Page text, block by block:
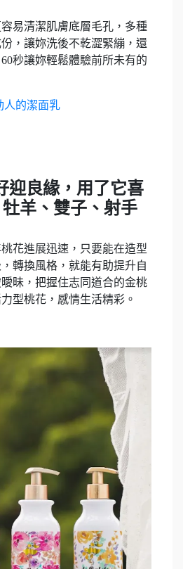
易清潔肌膚底層毛孔，多種
，讓妳洗後不乾澀緊繃，還
秒讓妳輕鬆體驗前所未有的
人的潔面乳
迎良緣，用了它喜
羊、雙子、射手
花進展迅速，只要能在造型
，轉換風格，就能有助提升自
昧，把握住志同道合的金桃
型桃花，感情生活精彩。